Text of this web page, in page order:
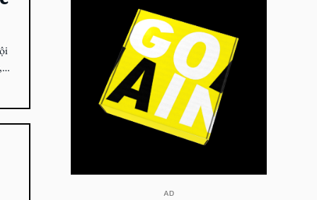
​AD